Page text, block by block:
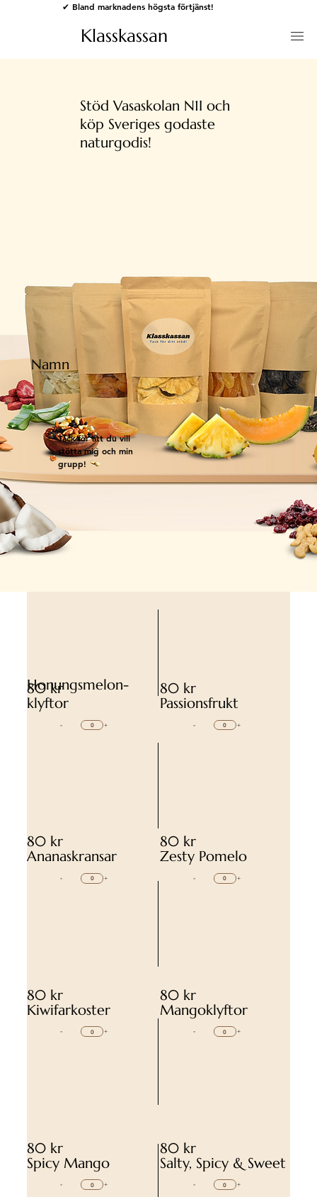
✔ Bland marknadens högsta förtjänst!
Klasskassan
Stöd Vasaskolan N1I och
köp Sveriges godaste
naturgodis!
Tack för att du vill
stötta mig och min
grupp!
Namn
80 kr
Honungsmelon-
klyftor
- +
80 kr
Passionsfrukt
- +
80 kr
Ananaskransar
- +
80 kr
Zesty Pomelo
- +
80 kr
Kiwifarkoster
- +
80 kr
Mangoklyftor
- +
80 kr
Spicy Mango
- +
80 kr
Salty, Spicy & Sweet
- +